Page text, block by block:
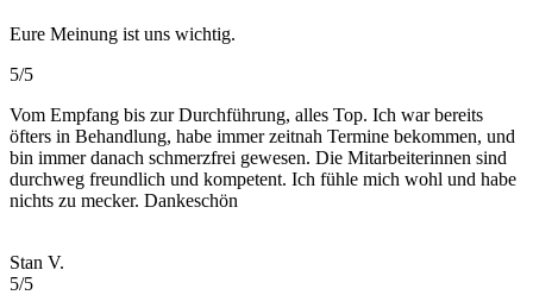
Eure Meinung ist uns wichtig.
5/5
Vom Empfang bis zur Durchführung, alles Top. Ich war bereits
öfters in Behandlung, habe immer zeitnah Termine bekommen, und
bin immer danach schmerzfrei gewesen. Die Mitarbeiterinnen sind
durchweg freundlich und kompetent. Ich fühle mich wohl und habe
nichts zu mecker. Dankeschön
Stan V.
5/5